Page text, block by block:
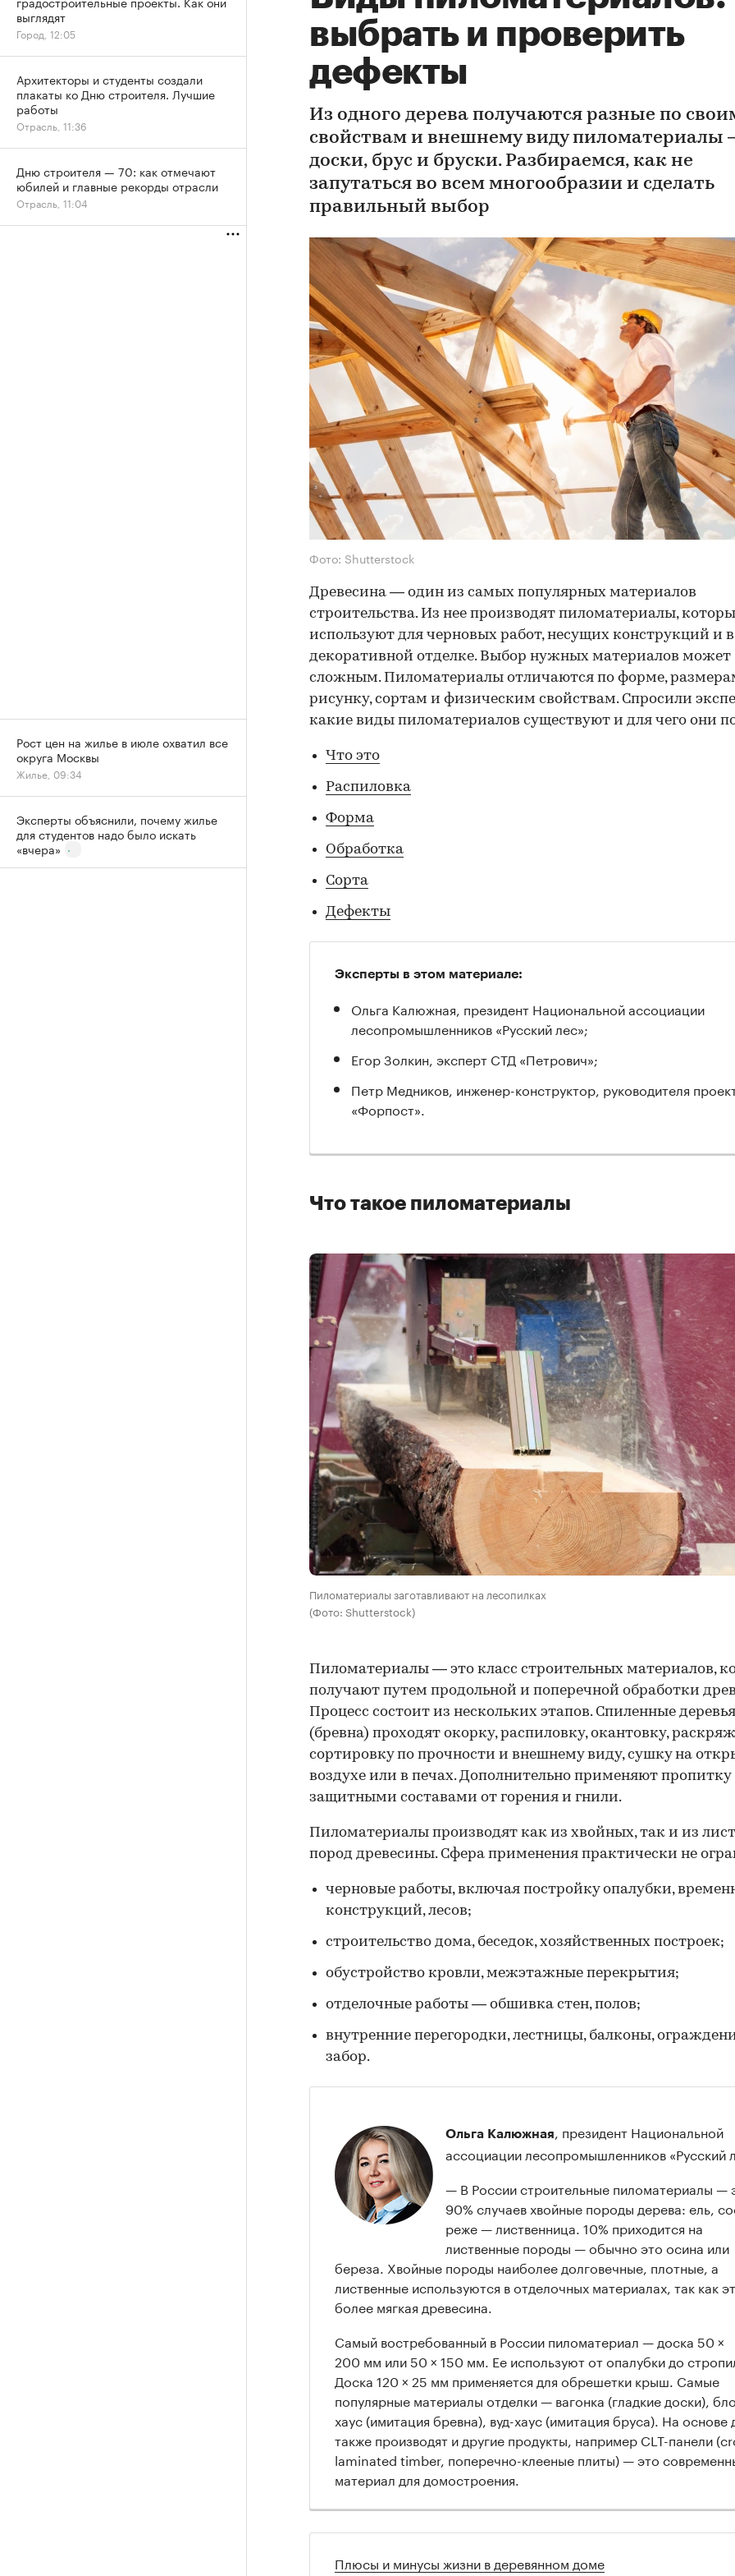
выбрать и проверить
дефекты
Из одного дерева получаются разные по
свойствам и внешнему виду пиломатериалы
доски, брус и бруски. Разбираемся, как не
запутаться во всем многообразии и сделать
правильный выбор
Фото: Shutterstock
Древесина — один из самых популярных материалов
строительства. Из нее производят пиломатериалы,
используют для черновых работ, несущих конструкций и в
декоративной отделке. Выбор нужных материалов может
сложным. Пиломатериалы отличаются по форме,
рисунку, сортам и физическим свойствам. Спросили
какие виды пиломатериалов существуют и для чего они
Что это
Распиловка
Форма
Обработка
Сорта
Дефекты
Эксперты в этом материале:
Ольга Калюжная, президент Национальной ассоциации
лесопромышленников «Русский лес»;
Егор Золкин, эксперт СТД «Петрович»;
Петр Медников, инженер-конструктор, руководителя
«Форпост».
Что такое пиломатериалы
Пиломатериалы заготавливают на лесопилках
(Фото: Shutterstock)
Пиломатериалы — это класс строительных материалов,
получают путем продольной и поперечной обработки
Процесс состоит из нескольких этапов. Спиленные деревья
(бревна) проходят окорку, распиловку, окантовку,
сортировку по прочности и внешнему виду, сушку на
воздухе или в печах. Дополнительно применяют пропитку
защитными составами от горения и гнили.
Пиломатериалы производят как из хвойных, так и из
пород древесины. Сфера применения практически не
черновые работы, включая постройку опалубки,
конструкций, лесов;
строительство дома, беседок, хозяйственных построек;
обустройство кровли, межэтажные перекрытия;
отделочные работы — обшивка стен, полов;
внутренние перегородки, лестницы, балконы,
забор.
Ольга Калюжная
, президент Национальной
ассоциации лесопромышленников «Русский
— В России строительные пиломатериалы —
90% случаев хвойные породы дерева: ель,
реже — лиственница. 10% приходится на
лиственные породы — обычно это осина или
береза. Хвойные породы наиболее долговечные, плотные, а
лиственные используются в отделочных материалах, так как
более мягкая древесина.
Самый востребованный в России пиломатериал — доска 50 ×
200 мм или 50 × 150 мм. Ее используют от опалубки до
Доска 120 × 25 мм применяется для обрешетки крыш. Самые
популярные материалы отделки — вагонка (гладкие доски),
хаус (имитация бревна), вуд-хаус (имитация бруса). На основе
также производят и другие продукты, например CLT-панели
laminated timber, поперечно-клееные плиты) — это
материал для домостроения.
Плюсы и минусы жизни в деревянном доме
выглядят
Город, 12:05
Архитекторы и студенты создали
плакаты ко Дню строителя. Лучшие
работы
Отрасль, 11:36
Дню строителя — 70: как отмечают
юбилей и главные рекорды отрасли
Отрасль, 11:04
Рост цен на жилье в июле охватил все
округа Москвы
Жилье, 09:34
Эксперты объяснили, почему жилье
для студентов надо было искать
«вчера»